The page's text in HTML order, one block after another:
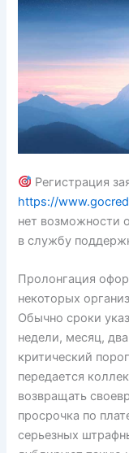
Регистрация
https://
нет возможности
в службу
Пролонгация
некоторых
Обычно сроки
недели, месяц,
критический
передается
возвращать
просрочка по
серьезных